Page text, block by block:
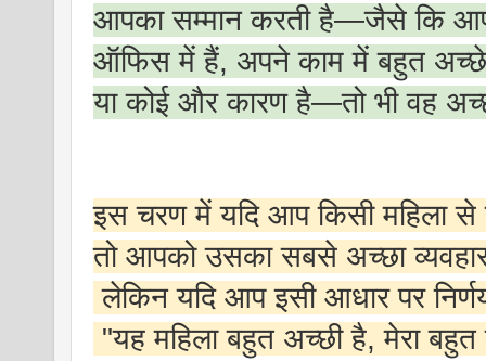
आपका सम्मान करती है—जैसे कि
ऑफिस में हैं, अपने काम में बहुत
या कोई और कारण है—तो भी वह
इस चरण में यदि आप किसी महिला
तो आपको उसका सबसे अच्छा
लेकिन यदि आप इसी आधार पर
"यह महिला बहुत अच्छी है, मेरा